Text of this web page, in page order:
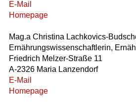
E-Mail
Homepage
Mag.a Christina Lachkovics-
Ernährungswissenschaftlerin,
Friedrich Melzer-Straße 11
A-2326 Maria Lanzendorf
E-Mail
Homepage